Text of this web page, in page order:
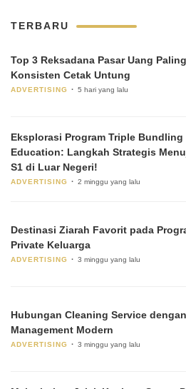
TERBARU
Top 3 Reksadana Pasar Uang Paling
Konsisten Cetak Untung
ADVERTISING 5 hari yang lalu
Eksplorasi Program Triple Bundling
Education: Langkah Strategis
S1 di Luar Negeri!
ADVERTISING 2 minggu yang lalu
Destinasi Ziarah Favorit pada
Private Keluarga
ADVERTISING 3 minggu yang lalu
Hubungan Cleaning Service
Management Modern
ADVERTISING 3 minggu yang lalu